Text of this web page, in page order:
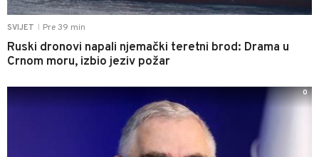
SVIJET Pre 39 min
Ruski dronovi napali njemački teretni brod: Drama u
Crnom moru, izbio jeziv požar
0